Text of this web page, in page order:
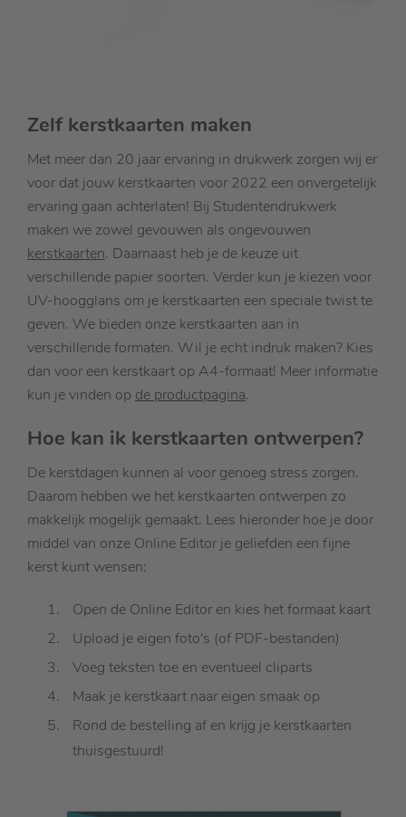
Zelf kerstkaarten maken
Met meer dan 20 jaar ervaring in drukwerk zorgen wij er
voor dat jouw kerstkaarten voor 2022 een onvergetelijk
ervaring gaan achterlaten! Bij Studentendrukwerk
maken we zowel gevouwen als ongevouwen
kerstkaarten. Daarnaast heb je de keuze uit
verschillende papier soorten. Verder kun je kiezen voor
UV-hoogglans om je kerstkaarten een speciale twist te
geven. We bieden onze kerstkaarten aan in
verschillende formaten. Wil je echt indruk maken? Kies
dan voor een kerstkaart op A4-formaat! Meer informatie
kun je vinden op de productpagina.
Hoe kan ik kerstkaarten ontwerpen?
De kerstdagen kunnen al voor genoeg stress zorgen.
Daarom hebben we het kerstkaarten ontwerpen zo
makkelijk mogelijk gemaakt. Lees hieronder hoe je door
middel van onze Online Editor je geliefden een fijne
kerst kunt wensen:
Open de Online Editor en kies het formaat kaart
Upload je eigen foto's (of PDF-bestanden)
Voeg teksten toe en eventueel cliparts
Maak je kerstkaart naar eigen smaak op
Rond de bestelling af en krijg je kerstkaarten
thuisgestuurd!